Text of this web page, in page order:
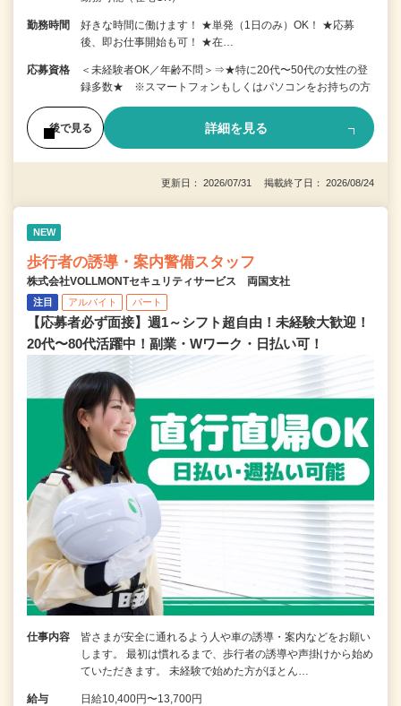
勤務時間
好きな時間に働けます！ ★単発（1日のみ）OK！ ★応募
後、即お仕事開始も可！ ★在…
応募資格
＜未経験者OK／年齢不問＞⇒★特に20代〜50代の女性の登
録多数★ ※スマートフォンもしくはパソコンをお持ちの方
後で見る 詳細を見る
更新日： 2026/07/31 掲載終了日： 2026/08/24
NEW
歩行者の誘導・案内警備スタッフ
株式会社VOLLMONTセキュリティサービス 両国支社
注目 アルバイト パート
【応募者必ず面接】週1～シフト超自由！未経験大歓迎！
20代〜80代活躍中！副業・Wワーク・日払い可！
仕事内容
皆さまが安全に通れるよう人や車の誘導・案内などをお願い
します。 最初は慣れるまで、歩行者の誘導や声掛けから始め
ていただきます。 未経験で始めた方がほとん…
給与 日給10,400円〜13,700円